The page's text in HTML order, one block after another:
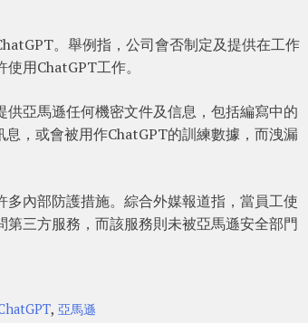
。舉例指，公司會否制定及提供在工作
用ChatGPT工作。
亞馬遜任何機密文件及信息，包括編寫中的
，或會被用作ChatGPT的訓練數據，而洩漏
內部防護措施。綜合外媒報道指，當員工使
三方服務，而該服務則未被亞馬遜安全部門
, 亞馬遜